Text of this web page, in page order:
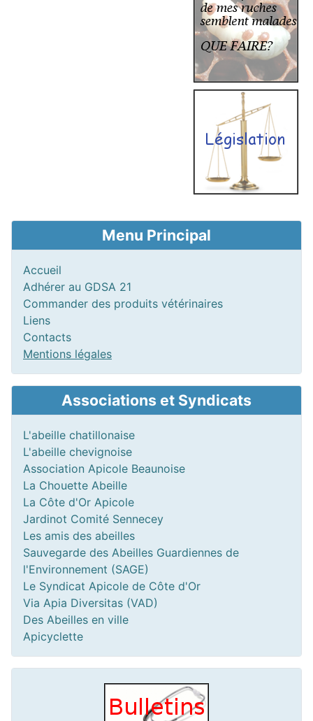
Menu Principal
Accueil
Adhérer au GDSA 21
Commander des produits vétérinaires
Liens
Contacts
Mentions légales
Associations et Syndicats
L'abeille chatillonaise
L'abeille chevignoise
Association Apicole Beaunoise
La Chouette Abeille
La Côte d'Or Apicole
Jardinot Comité Sennecey
Les amis des abeilles
Sauvegarde des Abeilles Guardiennes de
l'Environnement (SAGE)
Le Syndicat Apicole de Côte d'Or
Via Apia Diversitas (VAD)
Des Abeilles en ville
Apicyclette